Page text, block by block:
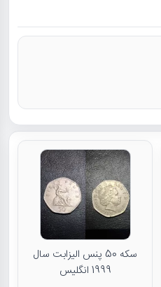
سکه 50 پنس الیزابت سال
1999 انگلیس